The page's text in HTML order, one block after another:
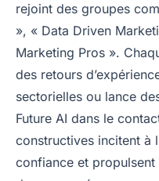
rejoint des groupes
», « Data Driven
Marketing Pros ».
des retours
sectorielles ou lance
Future AI dans le
constructives incitent à
confiance et propulsent